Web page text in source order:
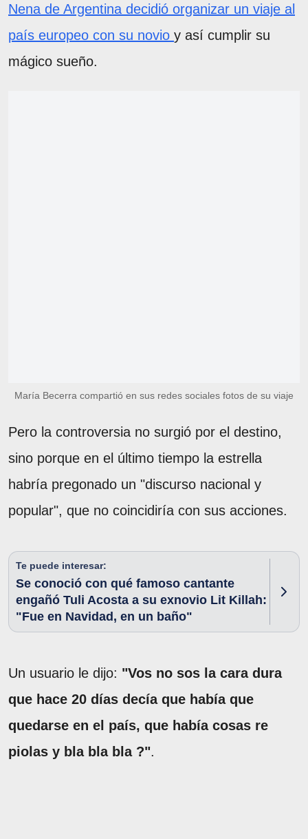
Nena de Argentina decidió organizar un viaje al
país europeo con su novio y así cumplir su
mágico sueño.
María Becerra compartió en sus redes sociales fotos de su viaje
Pero la controversia no surgió por el destino,
sino porque en el último tiempo la estrella
habría pregonado un "discurso nacional y
popular", que no coincidiría con sus acciones.
Te puede interesar:
Se conoció con qué famoso cantante
engañó Tuli Acosta a su exnovio Lit Killah:
"Fue en Navidad, en un baño"
Un usuario le dijo: "Vos no sos la cara dura
que hace 20 días decía que había que
quedarse en el país, que había cosas re
piolas y bla bla bla ?".